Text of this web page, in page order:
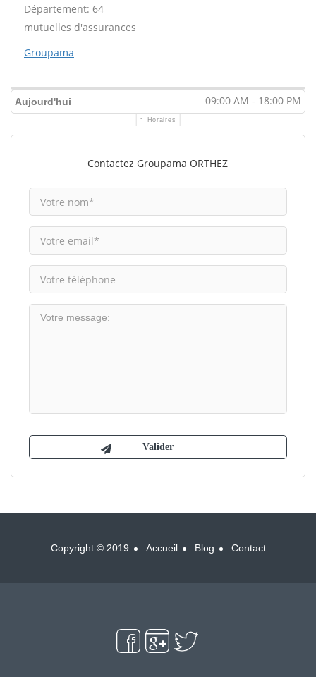
Département: 64
mutuelles d'assurances
Groupama
Aujourd'hui 09:00 AM - 18:00 PM
Horaires
Contactez Groupama ORTHEZ
Copyright © 2019 Accueil Blog Contact